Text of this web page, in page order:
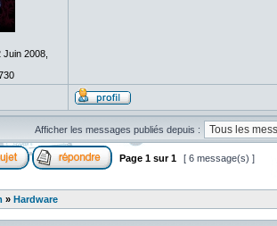
Juin 2008,
Afficher les messages publiés depuis :
Page 1 sur1 [ 6 message(s) ]
» Hardware